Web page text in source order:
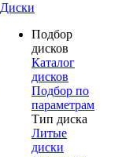
Диски
Подбор
дисков
Каталог
дисков
Подбор по
параметрам
Тип диска
Литые
диски